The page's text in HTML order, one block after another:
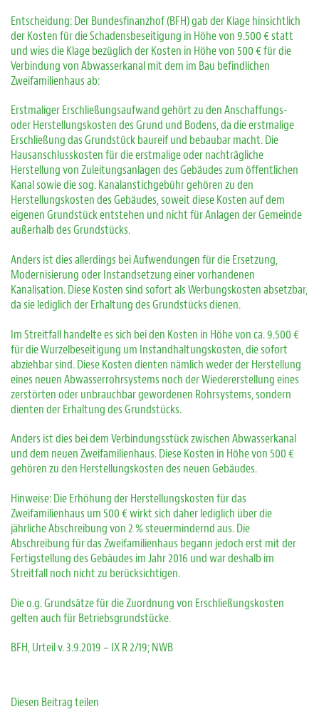
Entscheidung: Der Bundesfinanzhof (BFH) gab der Klage hinsichtlich
der Kosten für die Schadensbeseitigung in Höhe von 9.500 € statt
und wies die Klage bezüglich der Kosten in Höhe von 500 € für die
Verbindung von Abwasserkanal mit dem im Bau befindlichen
Zweifamilienhaus ab:
Erstmaliger Erschließungsaufwand gehört zu den Anschaffungs-
oder Herstellungskosten des Grund und Bodens, da die erstmalige
Erschließung das Grundstück baureif und bebaubar macht. Die
Hausanschlusskosten für die erstmalige oder nachträgliche
Herstellung von Zuleitungsanlagen des Gebäudes zum öffentlichen
Kanal sowie die sog. Kanalanstichgebühr gehören zu den
Herstellungskosten des Gebäudes, soweit diese Kosten auf dem
eigenen Grundstück entstehen und nicht für Anlagen der Gemeinde
außerhalb des Grundstücks.
Anders ist dies allerdings bei Aufwendungen für die Ersetzung,
Modernisierung oder Instandsetzung einer vorhandenen
Kanalisation. Diese Kosten sind sofort als Werbungskosten absetzbar,
da sie lediglich der Erhaltung des Grundstücks dienen.
Im Streitfall handelte es sich bei den Kosten in Höhe von ca. 9.500 €
für die Wurzelbeseitigung um Instandhaltungskosten, die sofort
abziehbar sind. Diese Kosten dienten nämlich weder der Herstellung
eines neuen Abwasserrohrsystems noch der Wiedererstellung eines
zerstörten oder unbrauchbar gewordenen Rohrsystems, sondern
dienten der Erhaltung des Grundstücks.
Anders ist dies bei dem Verbindungsstück zwischen Abwasserkanal
und dem neuen Zweifamilienhaus. Diese Kosten in Höhe von 500 €
gehören zu den Herstellungskosten des neuen Gebäudes.
Hinweise: Die Erhöhung der Herstellungskosten für das
Zweifamilienhaus um 500 € wirkt sich daher lediglich über die
jährliche Abschreibung von 2 % steuermindernd aus. Die
Abschreibung für das Zweifamilienhaus begann jedoch erst mit der
Fertigstellung des Gebäudes im Jahr 2016 und war deshalb im
Streitfall noch nicht zu berücksichtigen.
Die o.g. Grundsätze für die Zuordnung von Erschließungskosten
gelten auch für Betriebsgrundstücke.
BFH, Urteil v. 3.9.2019 – IX R 2/19; NWB
Diesen Beitrag teilen